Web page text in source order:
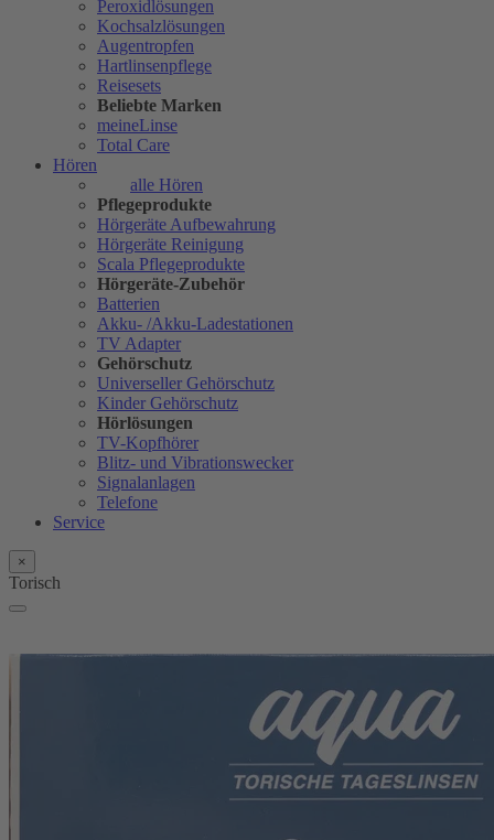
Peroxidlösungen
Kochsalzlösungen
Augentropfen
Hartlinsenpflege
Reisesets
Beliebte Marken
meineLinse
Total Care
Hören
alle Hören
Pflegeprodukte
Hörgeräte Aufbewahrung
Hörgeräte Reinigung
Scala Pflegeprodukte
Hörgeräte-Zubehör
Batterien
Akku- /Akku-Ladestationen
TV Adapter
Gehörschutz
Universeller Gehörschutz
Kinder Gehörschutz
Hörlösungen
TV-Kopfhörer
Blitz- und Vibrationswecker
Signalanlagen
Telefone
Service
×
Torisch